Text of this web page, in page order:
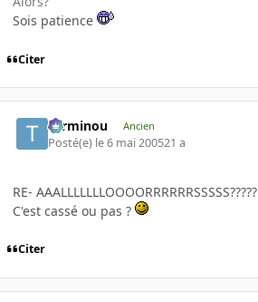
Sois patience
Citer
Terminou Ancien
Posté(e) le 6 mai 200521 a
RE- AAALLLLLLLOOOORRRRRRSSSSS?????
C'est cassé ou pas ?
Citer